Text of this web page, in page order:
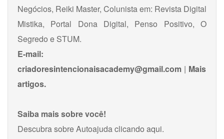
Negócios, Reiki Master, Colunista em: Revista Digital
Mistika, Portal Dona Digital, Penso Positivo, O
Segredo e STUM.
E-mail:
criadoresintencionaisacademy@gmail.com | Mais
artigos.
Saiba mais sobre você!
Descubra sobre Autoajudaclicando aqui.